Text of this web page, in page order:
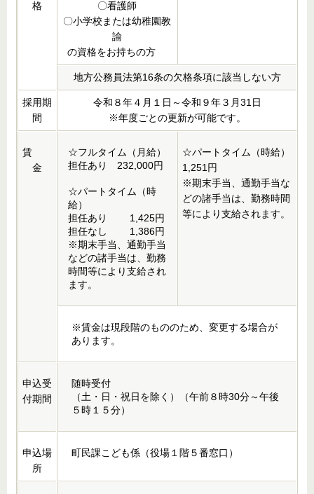
格
〇看護師
〇小学校または幼稚園教
諭
の資格をお持ちの方
地方公務員法第16条の欠格条項に該当しない方
採用期
間
令和８年４月１日～令和９年３月31日
※年度ごとの更新が可能です。
賃
金
☆フルタイム（月給）
担任あり 232,000円
☆パートタイム（時
給）
担任あり 1,425円
担任なし 1,386円
※期末手当、通勤手当
などの諸手当は、勤務
時間等により支給され
ます。
☆パートタイム（時給）
1,251円
※期末手当、通勤手当な
どの諸手当は、勤務時間
等により支給されます。
※賃金は現段階のもののため、変更する場合が
あります。
申込受
付期間
随時受付
（土・日・祝日を除く）（午前８時30分～午後
５時１５分）
申込場
所
町民課こども係（役場１階５番窓口）